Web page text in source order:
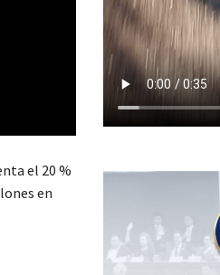
el 20 %
en